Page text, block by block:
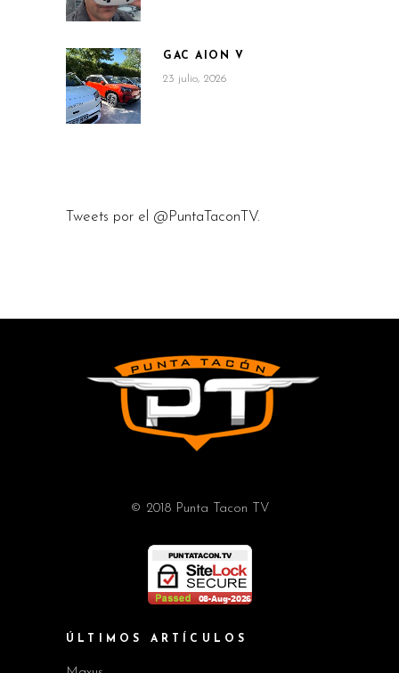
GAC AION V
23 julio, 2026
Tweets por el @PuntaTaconTV.
© 2018 Punta Tacon TV
ÚLTIMOS ARTÍCULOS